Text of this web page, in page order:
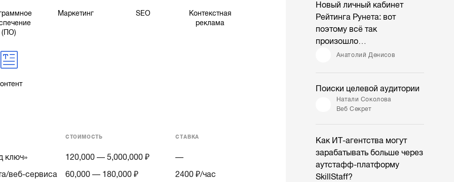
(ПО)
Маркетинг SEO
Контекстная
реклама
СТОИМОСТЬ СТАВКА
ключ» 120,000 — 5,000,000 ₽
—
веб-сервиса
60,000 — 180,000 ₽ 2400 ₽/час
Новый личный кабинет
Рейтинга Рунета: вот
поэтому всё так
произошло…
Анатолий Денисов
Поиски целевой аудитории
Натали Соколова
Веб Секрет
Как ИТ-агентства могут
зарабатывать больше через
аутстафф-платформу
SkillStaff?